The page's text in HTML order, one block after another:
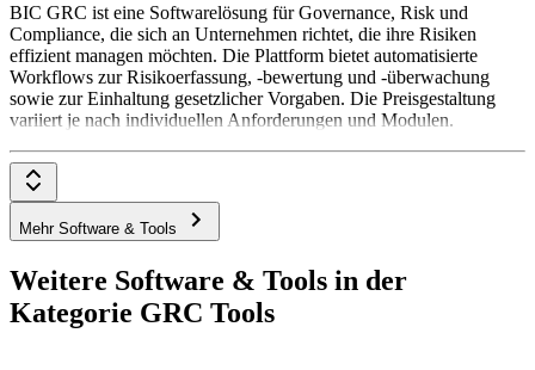
BIC GRC ist eine Softwarelösung für Governance, Risk und
Compliance, die sich an Unternehmen richtet, die ihre Risiken
effizient managen möchten. Die Plattform bietet automatisierte
Workflows zur Risikoerfassung, -bewertung und -überwachung
sowie zur Einhaltung gesetzlicher Vorgaben. Die Preisgestaltung
variiert je nach individuellen Anforderungen und Modulen.
Mehr Software & Tools
Weitere Software & Tools in der
Kategorie GRC Tools